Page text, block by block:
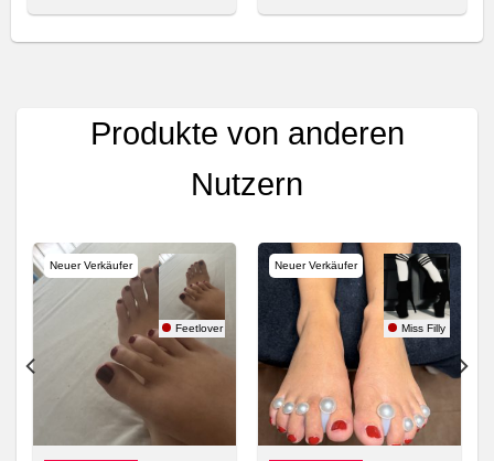
Produkte von anderen
Nutzern
Neuer Verkäufer
Feetlover
Neuer Verkäufer
Miss Filly